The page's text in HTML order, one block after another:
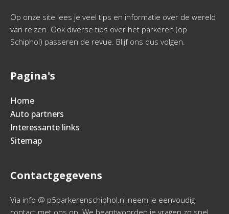
Op onze site lees je veel tips en informatie over de wereld
van reizen. Ook diverse tips over het parkeren (op
Schiphol) passeren de revue. Blijf ons dus volgen.
Pagina's
Home
Auto partners
Interessante links
Sitemap
Contactgegevens
Via info @ p5parkerenschiphol.nl neem je eenvoudig
contact met ons op. We beantwoorden je vragen zo snel